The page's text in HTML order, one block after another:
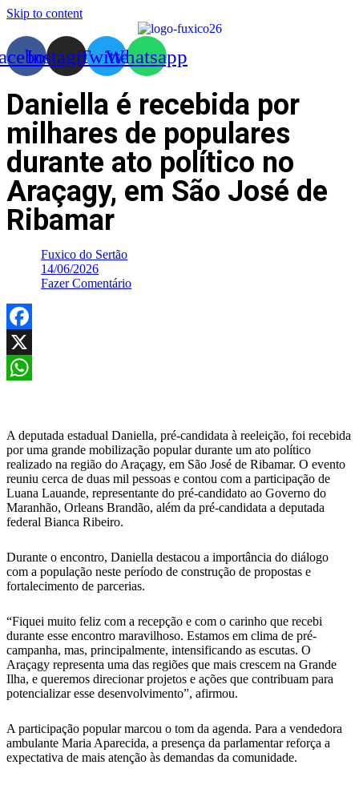
Skip to content
InstagramTwitterWhatsapp
Daniella é recebida por
milhares de populares
durante ato político no
Araçagy, em São José de
Ribamar
Fuxico do Sertão
14/06/2026
Fazer Comentário
Facebook
X
A deputada estadual Daniella, pré-candidata à reeleição, foi recebida
por uma grande mobilização popular durante um ato político
realizado na região do Araçagy, em São José de Ribamar. O evento
reuniu cerca de duas mil pessoas e contou com a participação de
Luana Lauande, representante do pré-candidato ao Governo do
Maranhão, Orleans Brandão, além da pré-candidata a deputada
federal Bianca Ribeiro.
Durante o encontro, Daniella destacou a importância do diálogo
com a população neste período de construção de propostas e
fortalecimento de parcerias.
“Fiquei muito feliz com a recepção e com o carinho que recebi
durante esse encontro maravilhoso. Estamos em clima de pré-
campanha, mas, principalmente, intensificando as escutas. O
Araçagy representa uma das regiões que mais crescem na Grande
Ilha, e queremos direcionar projetos e ações que contribuam para
potencializar esse desenvolvimento”, afirmou.
A participação popular marcou o tom da agenda. Para a vendedora
ambulante Maria Aparecida, a presença da parlamentar reforça a
expectativa de mais atenção às demandas da comunidade.